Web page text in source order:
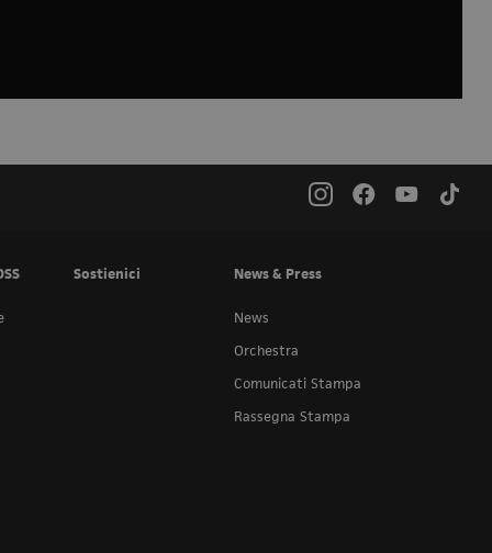
Sostienici News & Press
News
Orchestra
Comunicati Stampa
Rassegna Stampa